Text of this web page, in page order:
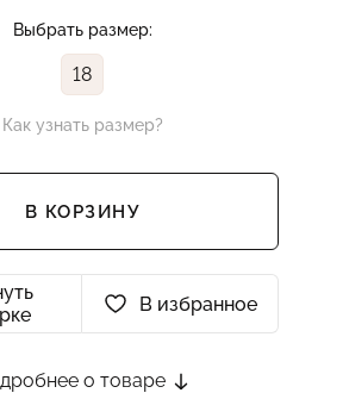
Выбрать размер:
18
Как узнать размер?
В КОРЗИНУ
В избранное
о товаре